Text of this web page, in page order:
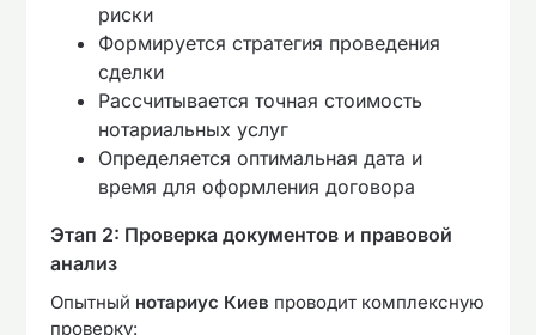
риски
Формируется стратегия проведения
сделки
Рассчитывается точная стоимость
нотариальных услуг
Определяется оптимальная дата и
время для оформления договора
Этап 2: Проверка документов и правовой
анализ
Опытный нотариус Киев проводит комплексную
проверку: